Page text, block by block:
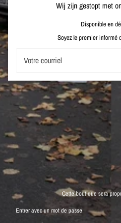
Wij zijn gestopt met
Disponible en
Soyez le premier informé
Cette boutique sera
Entrer avec un mot de passe